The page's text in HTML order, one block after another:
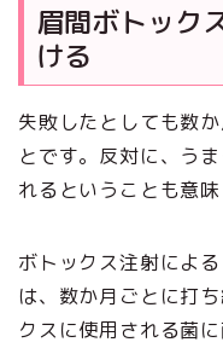
眉間ボトック
ける
失敗したとしても数
とです。反対に、う
れるということも意味
ボトックス注射によ
は、数か月ごとに打
クスに使用される菌